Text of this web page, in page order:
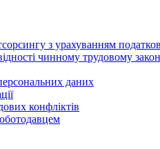
з урахуванням
чинному трудовому
даних
конфліктів